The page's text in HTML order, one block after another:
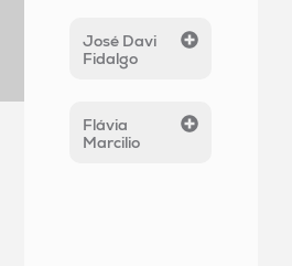
José Davi
Fidalgo
Flávia
Marcilio